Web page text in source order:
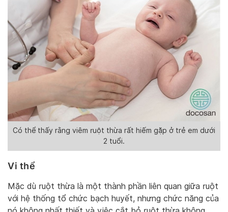
Có thể thấy rằng viêm ruột thừa rất hiếm gặp ở trẻ em dưới
2 tuổi.
Vi thể
Mặc dù ruột thừa là một thành phần liên quan giữa ruột
với hệ thống tổ chức bạch huyết, nhưng chức năng của